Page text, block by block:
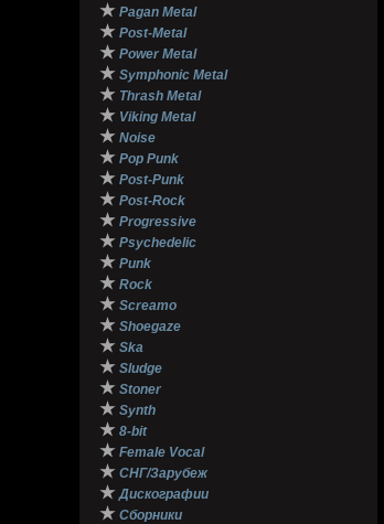
★ Pagan Metal
★ Post-Metal
★ Power Metal
★ Symphonic Metal
★ Thrash Metal
★ Viking Metal
★ Noise
★ Pop Punk
★ Post-Punk
★ Post-Rock
★ Progressive
★ Psychedelic
★ Punk
★ Rock
★ Screamo
★ Shoegaze
★ Ska
★ Sludge
★ Stoner
★ Synth
★ 8-bit
★ Female Vocal
★ СНГ/Зарубеж
★ Дискографии
★ Сборники